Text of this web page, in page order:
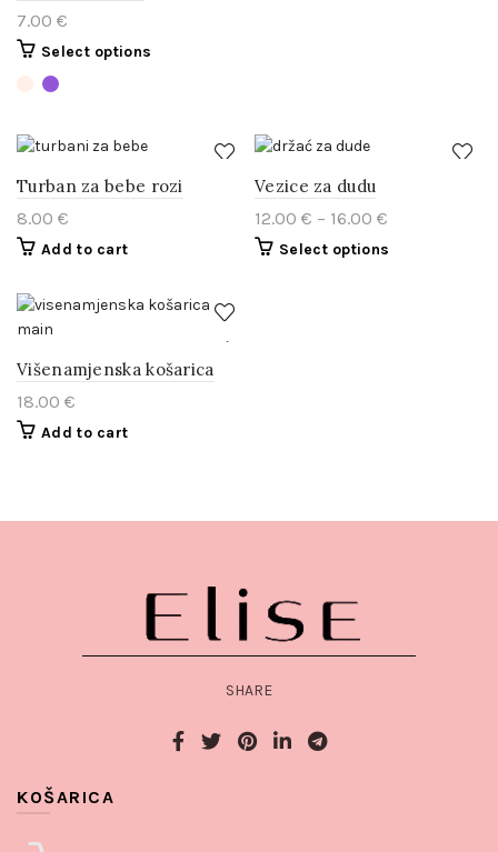
7.00 €
Select options
Turban za bebe rozi
8.00 €
Add to cart
Vezice za dudu
12.00 € – 16.00 €
Select options
Višenamjenska košarica
18.00 €
Add to cart
SHARE
KOŠARICA